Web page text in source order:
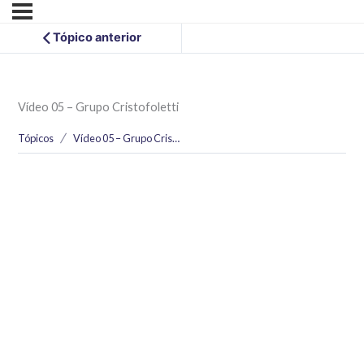
Tópico anterior
Vídeo 05 – Grupo Cristofoletti
Tópicos Vídeo 05 – Grupo Cristofoletti